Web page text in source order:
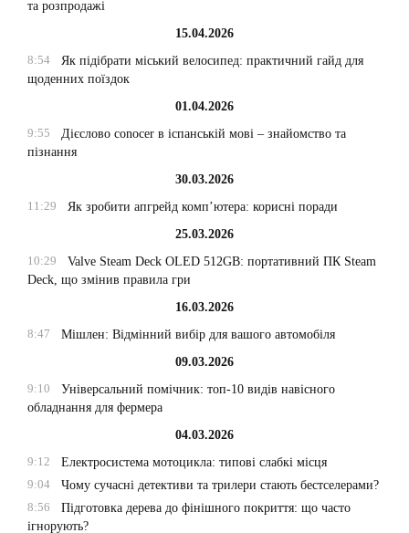
та розпродажі
15.04.2026
8:54
Як підібрати міський велосипед: практичний гайд для
щоденних поїздок
01.04.2026
9:55
Дієслово conocer в іспанській мові – знайомство та
пізнання
30.03.2026
11:29
Як зробити апгрейд комп’ютера: корисні поради
25.03.2026
10:29
Valve Steam Deck OLED 512GB: портативний ПК Steam
Deck, що змінив правила гри
16.03.2026
8:47
Мішлен: Відмінний вибір для вашого автомобіля
09.03.2026
9:10
Універсальний помічник: топ-10 видів навісного
обладнання для фермера
04.03.2026
9:12
Електросистема мотоцикла: типові слабкі місця
9:04
Чому сучасні детективи та трилери стають бестселерами?
8:56
Підготовка дерева до фінішного покриття: що часто
ігнорують?